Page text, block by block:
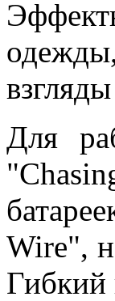
Для
Wire",
Гибкий